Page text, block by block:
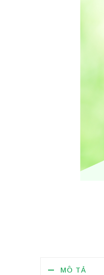
MÔ TẢ